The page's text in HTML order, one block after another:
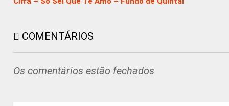
COMENTÁRIOS
Os comentários estão fechados